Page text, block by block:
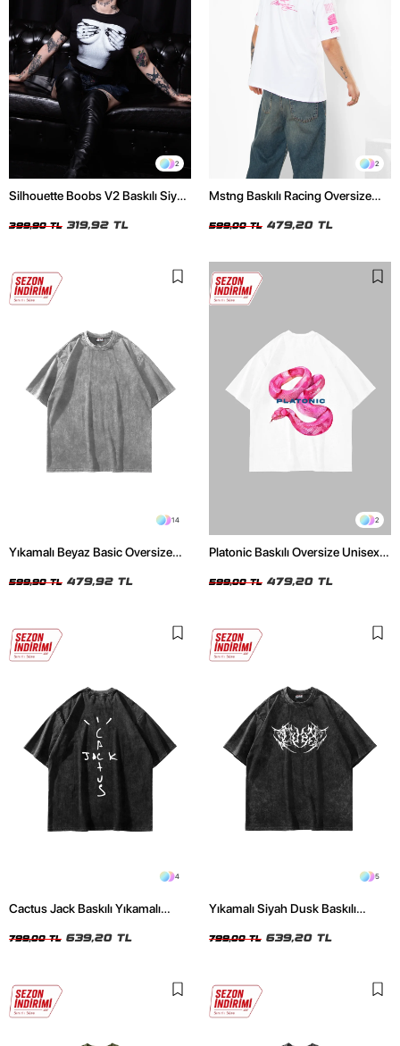
2
Silhouette Boobs V2 Baskılı Siyah
399,90 TL 319,92 TL
2
Mstng Baskılı Racing Oversize
599,00 TL 479,20 TL
14
Yıkamalı Beyaz Basic Oversize
599,90 TL 479,92 TL
2
Platonic Baskılı Oversize Unisex
599,00 TL 479,20 TL
4
Cactus Jack Baskılı Yıkamalı
799,00 TL 639,20 TL
5
Yıkamalı Siyah Dusk Baskılı
799,00 TL 639,20 TL